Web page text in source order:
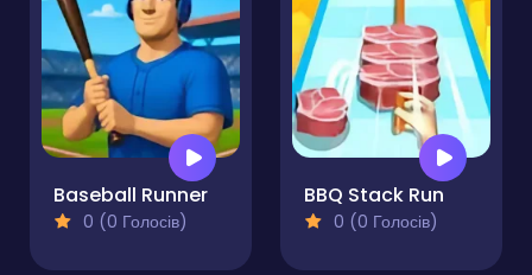
Baseball Runner
0 (0 Голосів)
BBQ Stack Run
0 (0 Голосів)